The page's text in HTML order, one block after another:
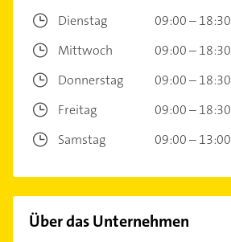
Dienstag
09:00 – 18:30
Mittwoch
09:00 – 18:30
Donnerstag
09:00 – 18:30
Freitag
09:00 – 18:30
Samstag
09:00 – 13:00
Über das Unternehmen